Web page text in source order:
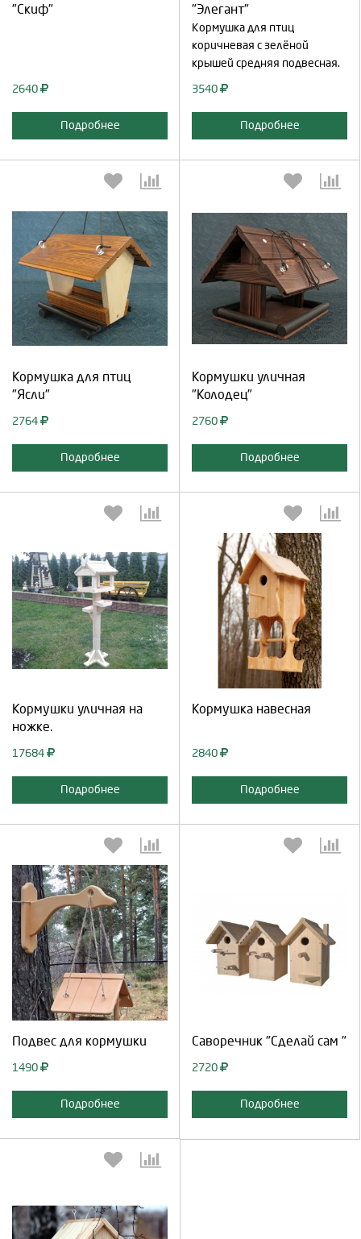
"Скиф"
2640
Подробнее
"Элегант"
Кормушка для птиц
коричневая с зелёной
крышей средняя подвесная.
3540
Подробнее
Кормушка для птиц
"Ясли"
2764
Подробнее
Выберите количество:
Кормушки уличная
"Колодец"
2760
Подробнее
Выберите количество:
Кормушки уличная на
ножке.
17684
Подробнее
Выберите количество:
Кормушка навесная
2840
Подробнее
Выберите количество:
Продолжить Отмена
Подвес для кормушки
1490
Подробнее
Выберите количество:
Продолжить Отмена
Саворечник "Сделай сам "
2720
Подробнее
Выберите количество: